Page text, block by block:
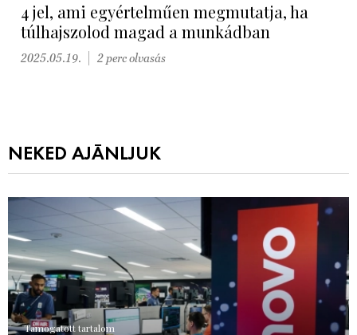
4 jel, ami egyértelműen megmutatja, ha
túlhajszolod magad a munkádban
2025.05.19. 2 perc olvasás
NEKED AJÁNLJUK
Támogatott tartalom